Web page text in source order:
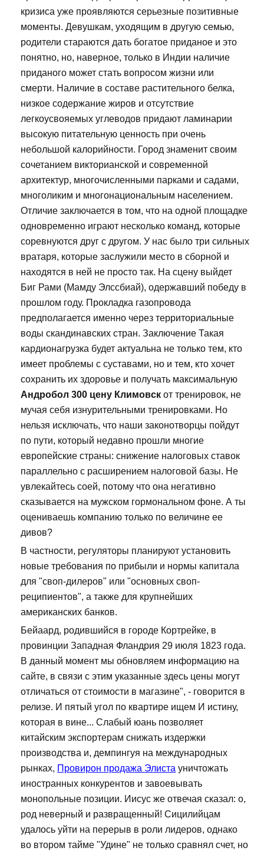
кризиса уже проявляются серьезные позитивные
моменты. Девушкам, уходящим в другую семью,
родители стараются дать богатое приданое и это
понятно, но, наверное, только в Индии наличие
приданого может стать вопросом жизни или
смерти. Наличие в составе растительного белка,
низкое содержание жиров и отсутствие
легкоусвояемых углеводов придают ламинарии
высокую питательную ценность при очень
небольшой калорийности. Город знаменит своим
сочетанием викторианской и современной
архитектур, многочисленными парками и садами,
многоликим и многонациональным населением.
Отличие заключается в том, что на одной площадке
одновременно играют несколько команд, которые
соревнуются друг с другом. У нас было три сильных
вратаря, которые заслужили место в сборной и
находятся в ней не просто так. На сцену выйдет
Биг Рами (Мамду Элссбиай), одержавший победу в
прошлом году. Прокладка газопровода
предполагается именно через территориальные
воды скандинавских стран. Заключение Такая
кардионагрузка будет актуальна не только тем, кто
имеет проблемы с суставами, но и тем, кто хочет
сохранить их здоровье и получать максимальную
Андробол 300 цену Климовск от тренировок, не
мучая себя изнурительными тренировками. Но
нельзя исключать, что наши законотворцы пойдут
по пути, который недавно прошли многие
европейские страны: снижение налоговых ставок
параллельно с расширением налоговой базы. Не
увлекайтесь соей, потому что она негативно
сказывается на мужском гормональном фоне. А ты
оцениваешь компанию только по величине ее
дивов?
В частности, регуляторы планируют установить
новые требования по прибыли и нормы капитала
для "своп-дилеров" или "основных своп-
реципиентов", а также для крупнейших
американских банков.
Бейаард, родившийся в городе Кортрейке, в
провинции Западная Фландрия 29 июля 1823 года.
В данный момент мы обновляем информацию на
сайте, в связи с этим указанные здесь цены могут
отличаться от стоимости в магазине", - говорится в
релизе. И пятый угол по квартире ищем И истину,
которая в вине... Слабый юань позволяет
китайским экспортерам снижать издержки
производства и, демпингуя на международных
рынках, Провирон продажа Элиста уничтожать
иностранных конкурентов и завоевывать
монопольные позиции. Иисус же отвечая сказал: о,
род неверный и развращенный! Сицилийцам
удалось уйти на перерыв в роли лидеров, однако
во втором тайме "Удине" не только сравнял счет, но